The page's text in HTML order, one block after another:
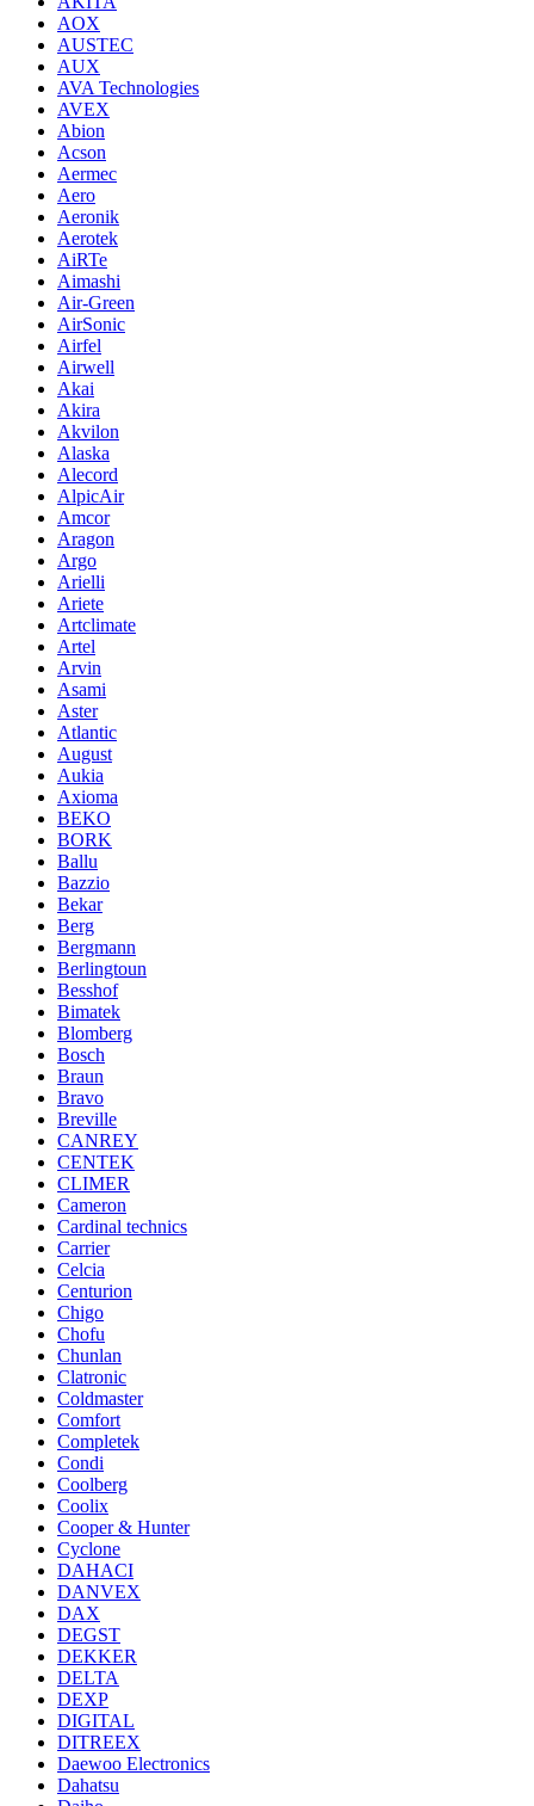
AOX
AUSTEC
AUX
AVA Technologies
AVEX
Abion
Acson
Aermec
Aero
Aeronik
Aerotek
AiRTe
Aimashi
Air-Green
AirSonic
Airfel
Airwell
Akai
Akira
Akvilon
Alaska
Alecord
AlpicAir
Amcor
Aragon
Argo
Arielli
Ariete
Artclimate
Artel
Arvin
Asami
Aster
Atlantic
August
Aukia
Axioma
BEKO
BORK
Ballu
Bazzio
Bekar
Berg
Bergmann
Berlingtoun
Besshof
Bimatek
Blomberg
Bosch
Braun
Bravo
Breville
CANREY
CENTEK
CLIMER
Cameron
Cardinal technics
Carrier
Celcia
Centurion
Chigo
Chofu
Chunlan
Clatronic
Coldmaster
Comfort
Completek
Condi
Coolberg
Coolix
Cooper & Hunter
Cyclone
DAHACI
DANVEX
DAX
DEGST
DEKKER
DELTA
DEXP
DIGITAL
DITREEX
Daewoo Electronics
Dahatsu